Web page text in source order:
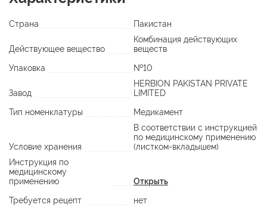
Страна Пакистан
Действующее вещество
Комбинация действующих
веществ
Упаковка
№10
Завод
HERBION PAKISTAN PRIVATE
LIMITED
Тип номенклатуры
Медикамент
Условие хранения
В соответствии с инструкцией
по медицинскому применению
(листком-вкладышем)
Инструкция по
медицинскому
применению
Открыть
Требуется рецепт
нет